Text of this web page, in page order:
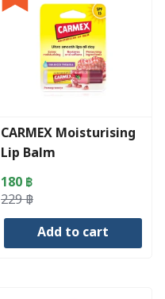
CARMEX Moisturising
Lip Balm
Pomegranate SPF15
Click Stick (4.25 g)
229฿
Original
price
180 ฿
Current
price
Add to cart